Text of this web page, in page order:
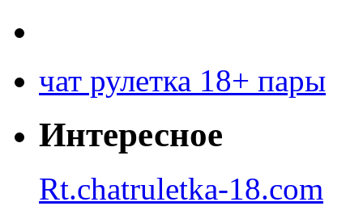
чат рулетка 18+ пары
Интересное
Rt.chatruletka-18.com